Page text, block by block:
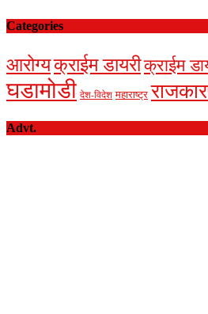
Categories
आरोग्यक्राईम डायरीक्राईम
घडामोडी देश-विदेश महाराष्ट्र
Advt.